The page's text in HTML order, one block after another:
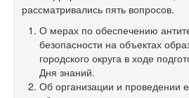
рассматривались пять вопросов.
О мерах по обеспечению
безопасности на объектах
городского округа в ходе
Дня знаний.
Об организации и проведении